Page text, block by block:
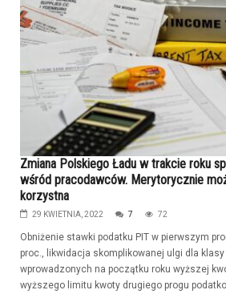
Zmiana Polskiego Ładu w trakcie roku
wśród pracodawców. Merytorycznie
korzystna
29 KWIETNIA, 2022 7 72
Obniżenie stawki podatku PIT w pierwszym
proc., likwidacja skomplikowanej ulgi dla
wprowadzonych na początku roku wyższej
wyższego limitu kwoty drugiego progu